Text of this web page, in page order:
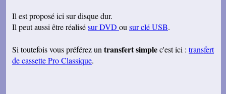
Il est proposé ici sur disque dur.
Il peut aussi être réalisésur DVD ou sur clé USB.
Si toutefois vous préférez un transfert simplec'est ici : transfert
de cassette Pro Classique.